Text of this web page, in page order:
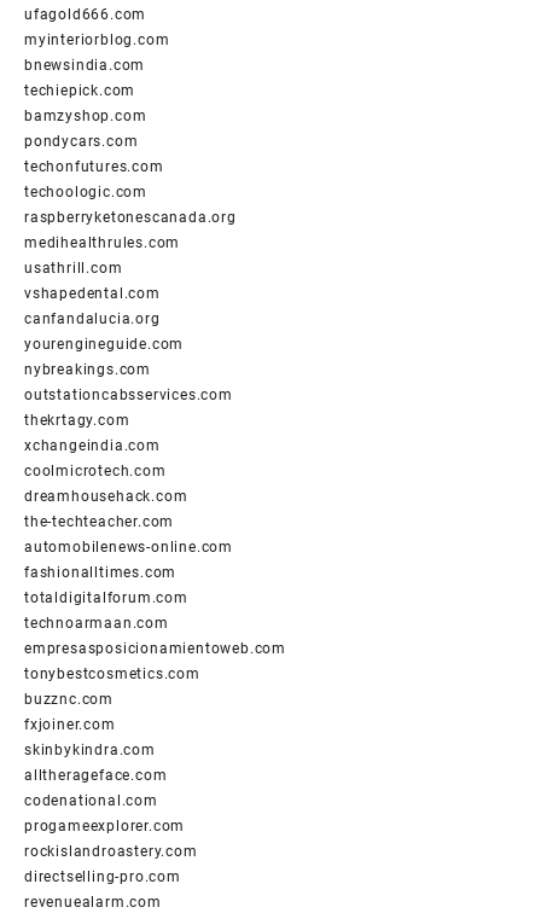
ufagold666.com
myinteriorblog.com
bnewsindia.com
techiepick.com
bamzyshop.com
pondycars.com
techonfutures.com
techoologic.com
raspberryketonescanada.org
medihealthrules.com
usathrill.com
vshapedental.com
canfandalucia.org
yourengineguide.com
nybreakings.com
outstationcabsservices.com
thekrtagy.com
xchangeindia.com
coolmicrotech.com
dreamhousehack.com
the-techteacher.com
automobilenews-online.com
fashionalltimes.com
totaldigitalforum.com
technoarmaan.com
empresasposicionamientoweb.com
tonybestcosmetics.com
buzznc.com
fxjoiner.com
skinbykindra.com
alltherageface.com
codenational.com
progameexplorer.com
rockislandroastery.com
directselling-pro.com
revenuealarm.com